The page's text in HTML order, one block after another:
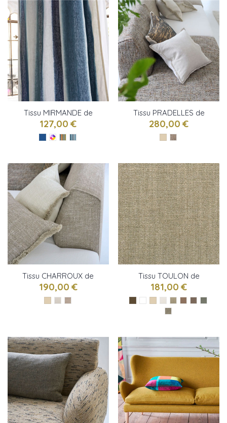
Tissu MIRMANDE de
Designers Guild
127,00 €
Tissu PRADELLES de
Designers Guild
280,00 €
Tissu CHARROUX de
Designers Guild
190,00 €
Tissu TOULON de
Designers Guild
181,00 €